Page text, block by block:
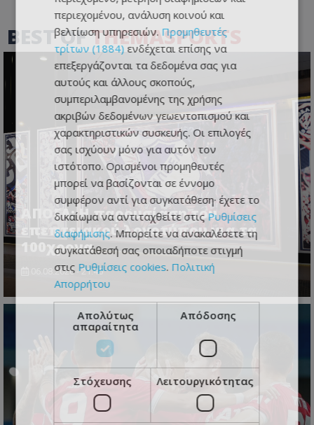
BEST OFTHEMASPORTS
ΑΠΟΕΛ: Η παρουσίαση του
επεπτειακού λογοτύπου για τα
100χρονα
06.08.2026 - 21:45
περιεχομένου, ανάλυση κοινού και
βελτίωση υπηρεσιών. Προμηθευτές
τρίτων (1884) ενδέχεται επίσης να
επεξεργάζονται τα δεδομένα σας για
αυτούς και άλλους σκοπούς,
συμπεριλαμβανομένης της χρήσης
ακριβών δεδομένων γεωεντοπισμού και
χαρακτηριστικών συσκευής. Οι επιλογές
σας ισχύουν μόνο για αυτόν τον
ιστότοπο. Ορισμένοι προμηθευτές
μπορεί να βασίζονται σε έννομο
συμφέρον αντί για συγκατάθεση· έχετε το
δικαίωμα να αντιταχθείτε στιςΡυθμίσεις
διαφήμισης. Μπορείτε να ανακαλέσετε τη
συγκατάθεσή σας οποιαδήποτε στιγμή
στις Ρυθμίσεις cookies. Πολιτική
Απορρήτου
Απολύτως
απαραίτητα
Απόδοσης
Στόχευσης Λειτουργικότητας